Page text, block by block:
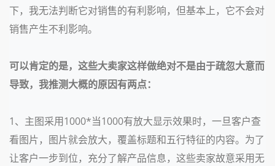
下，我无法判断它对销售的有利影响，但基本上，它不会对
销售产生不利影响。
可以肯定的是，这些大卖家这样做绝对不是由于疏忽大意而
导致，我推测大概的原因有两点：
1、主图采用1000*当1000有放大显示效果时，一旦客户查
看图片，图片就会放大，覆盖标题和五行特征的内容。为了
让客户一步到位，充分了解产品信息，这些卖家故意采用无